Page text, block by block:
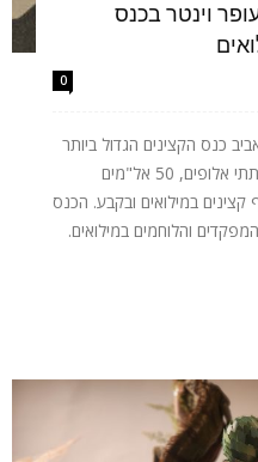
וינטר בכנס
0
באקספו ביתן 2 בתל אביב כנס הקצינים הגדול ביותר
בצה״ל מאז היווסדו: 4 אלופים, 14 תתי אלופים, 50 אל"מים
במילואים ובקבע. הכנס
והלוחמים במילואים.